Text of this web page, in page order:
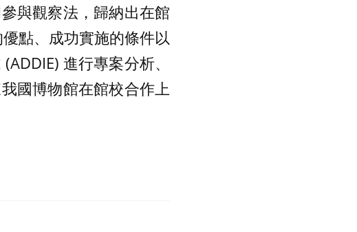
與觀察法，歸納出在館
點、成功實施的條件以
進行專案分析、
國博物館在館校合作上